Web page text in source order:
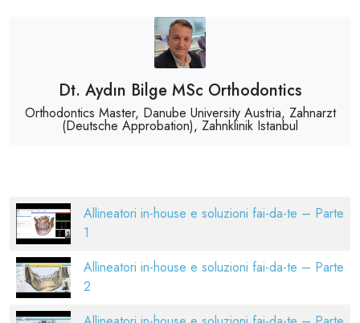
Dt. Aydın Bilge MSc Orthodontics
Orthodontics Master, Danube University Austria, Zahnarzt
(Deutsche Approbation), Zahnklinik Istanbul
Allineatori in-house e soluzioni fai-da-te – Parte
1
Allineatori in-house e soluzioni fai-da-te – Parte
2